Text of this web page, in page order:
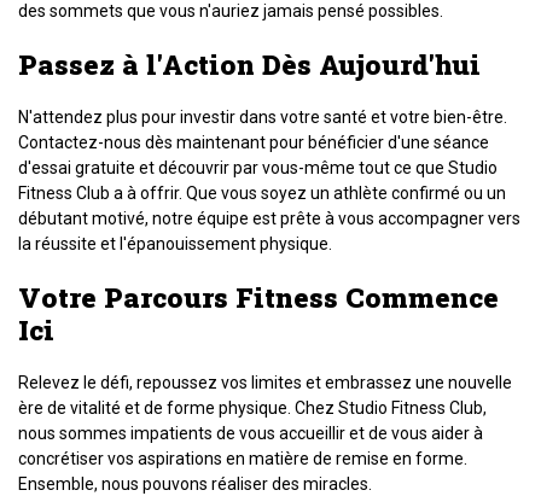
des sommets que vous n'auriez jamais pensé possibles.
Passez à l'Action Dès Aujourd'hui
N'attendez plus pour investir dans votre santé et votre bien-être.
Contactez-nous dès maintenant pour bénéficier d'une séance
d'essai gratuite et découvrir par vous-même tout ce que Studio
Fitness Club a à offrir. Que vous soyez un athlète confirmé ou un
débutant motivé, notre équipe est prête à vous accompagner vers
la réussite et l'épanouissement physique.
Votre Parcours Fitness Commence
Ici
Relevez le défi, repoussez vos limites et embrassez une nouvelle
ère de vitalité et de forme physique. Chez Studio Fitness Club,
nous sommes impatients de vous accueillir et de vous aider à
concrétiser vos aspirations en matière de remise en forme.
Ensemble, nous pouvons réaliser des miracles.